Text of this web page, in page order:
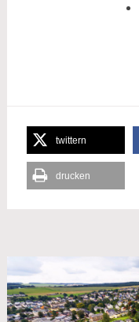
twittern
drucken